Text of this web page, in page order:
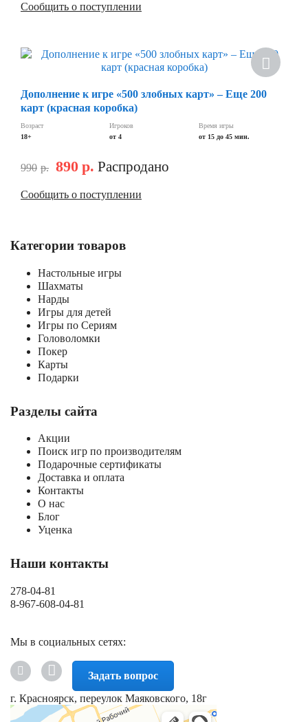
Сообщить о поступлении
Скидка
Дополнение к игре «500 злобных карт» – Еще 200
карт (красная коробка)
Возраст
18+
Игроков
от 4
Время игры
от 15 до 45 мин.
990 р. 890 р. Распродано
Сообщить о поступлении
Категории товаров
Настольные игры
Шахматы
Нарды
Игры для детей
Игры по Сериям
Головоломки
Покер
Карты
Подарки
Разделы сайта
Акции
Поиск игр по производителям
Подарочные сертификаты
Доставка и оплата
Контакты
О нас
Блог
Уценка
Наши контакты
278-04-81
8-967-608-04-81
Мы в социальных сетях:
Задать вопрос
г. Красноярск, переулок Маяковского, 18г